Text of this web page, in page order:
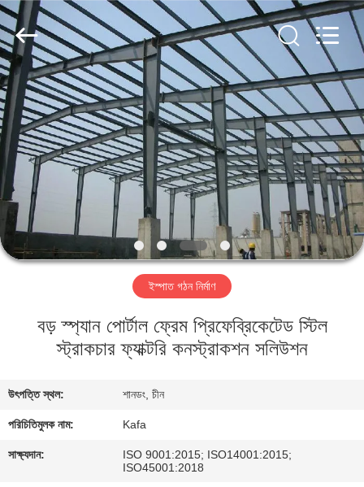
বাড়ি
পণ্য
ভিডিও
ভিআর
শো
আমাদের
কারখানা
পরিদর্শন
Qingdao
KaFa
Fabrication
Co.,
Ltd..
All
Rights
Reserved.
ইস্পাত গঠন নির্মাণ
বড় স্প্যান পোর্টাল ফ্রেম প্রিফেব্রিকেটেড স্টিল
স্ট্রাকচার ফ্যাক্টরি কনস্ট্রাকশন সলিউশন
উৎপত্তি স্থল: শানডং, চীন
পরিচিতিমুলক নাম: Kafa
সাক্ষ্যদান:
ISO 9001:2015; ISO14001:2015;
ISO45001:2018